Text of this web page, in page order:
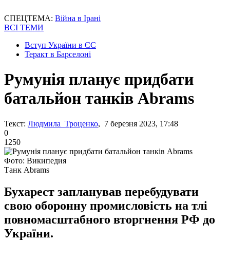
СПЕЦТЕМА: Війна в Ірані
ВСІ ТЕМИ
Вступ України в ЄС
Теракт в Барселоні
Румунія планує придбати
батальйон танків Abrams
Текст: Людмила Троценко, 7 березня 2023, 17:48
0
1250
Фото: Википедия
Танк Abrams
Бухарест запланував перебудувати
свою оборонну промисловість на тлі
повномасштабного вторгнення РФ до
України.